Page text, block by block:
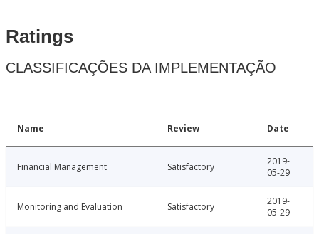
Ratings
CLASSIFICAÇÕES DA IMPLEMENTAÇÃO
Name Review Date
Financial Management Satisfactory
2019-
05-29
Monitoring and Evaluation Satisfactory
2019-
05-29